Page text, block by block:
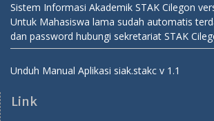
Sistem Informasi Akademik STAK Cilegon
Untuk Mahasiswa lama sudah automatis
dan password hubungi sekretariat STAK
Unduh Manual Aplikasi siak.stakc v 1.1
Link